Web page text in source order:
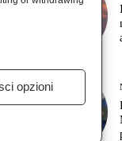
opzioni